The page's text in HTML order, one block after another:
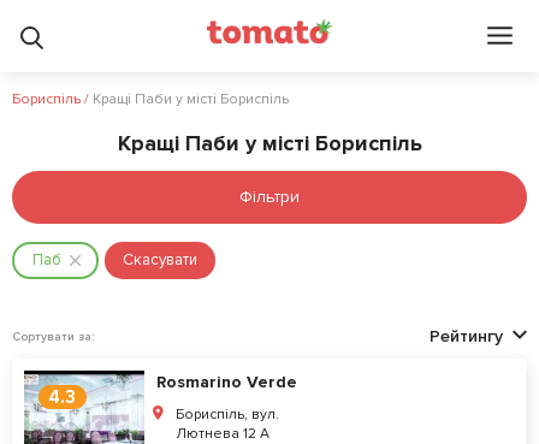
Бориспіль / Кращі Паби у місті Бориспіль
Кращі Паби у місті Бориспіль
Фільтри
Паб Скасувати
Сортувати за: Рейтингу
4.3
Rosmarino Verde
Бориспіль, вул.
Лютнева 12 A